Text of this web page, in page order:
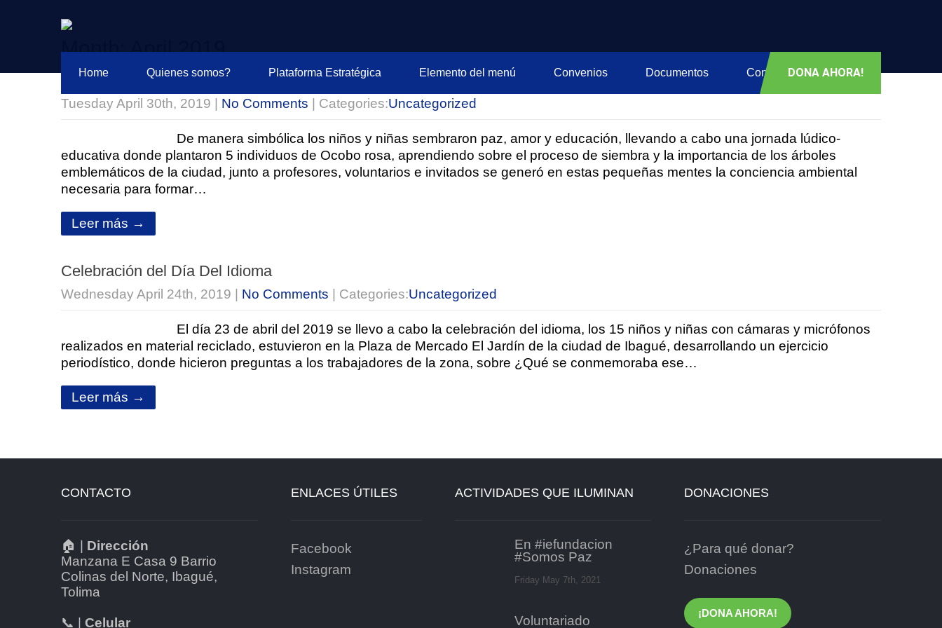
Home Quienes somos? Plataforma Estratégica Elemento del menú Convenios Documentos ContactoDONA AHORA!
Month:April 2019
Planta amor, planta vida
Tuesday April 30th, 2019 No Comments | Categories:Uncategorized
De manera simbólica los niños y niñas sembraron paz, amor y educación, llevando a cabo una jornada lúdico-
educativa donde plantaron 5 individuos de Ocobo rosa, aprendiendo sobre el proceso de siembra y la importancia de los árboles
emblemáticos de la ciudad, junto a profesores, voluntarios e invitados se generó en estas pequeñas mentes la conciencia ambiental
necesaria para formar…
Leer más →
Celebración del Día Del Idioma
Wednesday April 24th, 2019 No Comments | Categories:Uncategorized
El día 23 de abril del 2019 se llevo a cabo la celebración del idioma, los 15 niños y niñas con cámaras y micrófonos
realizados en material reciclado, estuvieron en la Plaza de Mercado El Jardín de la ciudad de Ibagué, desarrollando un ejercicio
periodístico, donde hicieron preguntas a los trabajadores de la zona, sobre ¿Qué se conmemoraba ese…
Leer más →
CONTACTO
🏠 | Dirección
Manzana E Casa 9 Barrio
Colinas del Norte, Ibagué,
Tolima
📞 | Celular
ENLACES ÚTILES
Facebook
Instagram
ACTIVIDADES QUE ILUMINAN
En #iefundacion
#Somos Paz
Friday May 7th, 2021
Voluntariado
DONACIONES
¿Para qué donar?
Donaciones
¡DONA AHORA!